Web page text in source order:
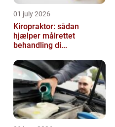
01 july 2026
Kiropraktor: sådan
hjælper målrettet
behandling di...